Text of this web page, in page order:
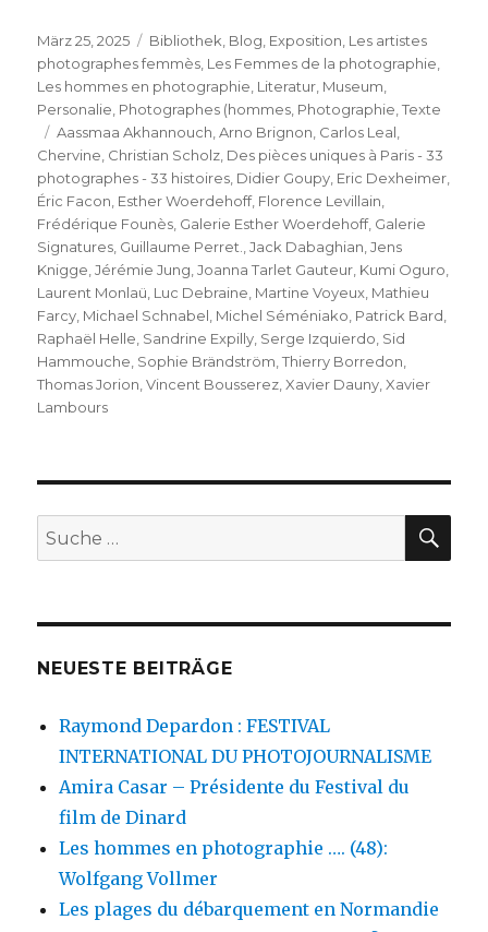
Veröffentlicht
am
März 25, 2025 Kategorien
Bibliothek Blog Exposition Les artistes
photographes femmès Les Femmes de la photographie
Les hommes en photographie Literatur Museum
Personalie Photographes (hommes Photographie ,Texte
Schlagwörter
Aassmaa Akhannouch ,Arno Brignon Carlos Leal
Chervine Christian Scholz Des pièces uniques à Paris - 33
photographes - 33 histoires Didier Goupy Eric Dexheimer
Éric Facon Esther Woerdehoff, Florence Levillain
Frédérique Founès Galerie Esther Woerdehoff, Galerie
Signatures Guillaume Perret. ,Jack Dabaghian ,Jens
Knigge ,Jérémie Jung ,Joanna Tarlet Gauteur Kumi Oguro
Laurent Monlaü Luc Debraine Martine Voyeux Mathieu
Farcy Michael Schnabel Michel Séméniako Patrick Bard
Raphaël Helle Sandrine Expilly Serge Izquierdo Sid
Hammouche Sophie Brändström ,Thierry Borredon
Thomas Jorion ,Vincent Bousserez ,Xavier Dauny ,Xavier
Lambours
Suche
nach:
NEUESTE BEITRÄGE
Raymond Depardon : FESTIVAL
INTERNATIONAL DU PHOTOJOURNALISME
Amira Casar – Présidente du Festival du
film de Dinard
Les hommes en photographie …. (48):
Wolfgang Vollmer
Les plages du débarquement en Normandie